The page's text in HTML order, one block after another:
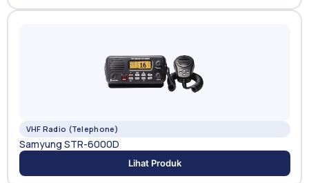
VHF Radio (Telephone)
Samyung STR-6000D
Lihat Produk